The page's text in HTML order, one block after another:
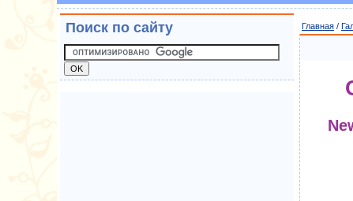
Главная /
Поиск по сайту